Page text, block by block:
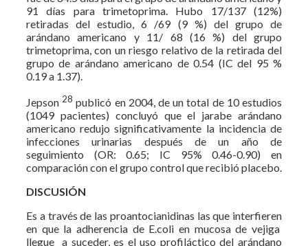
91 días para trimetoprima. Hubo 17/137 (12%)
retiradas del estudio, 6 /69 (9 %) del grupo de
arándano americano y 11/ 68 (16 %) del grupo
trimetoprima, con un riesgo relativo de la retirada del
grupo de arándano americano de 0.54 (IC del 95 %
0.19 a 1.37).
Jepson28 publicó en 2004, de un total de 10 estudios
(1049 pacientes) concluyó que el jarabe arándano
americano redujo significativamente la incidencia de
infecciones urinarias después de un año de
seguimiento (OR: 0.65; IC 95% 0.46-0.90) en
comparación con el grupo control que recibió placebo.
DISCUSIÓN
Es a través de las proantocianidinas las que interfieren
en que la adherencia de E.coli en mucosa de vejiga
llegue a suceder, es el uso profiláctico del arándano